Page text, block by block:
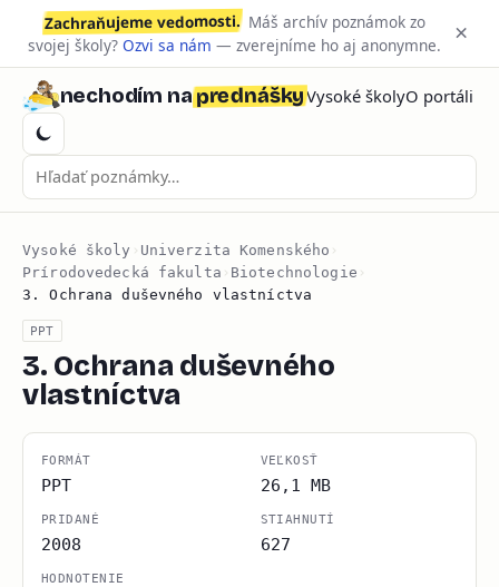
Zachraňujeme vedomosti. Máš archív poznámok zo
svojej školy? Ozvi sa nám — zverejníme ho aj anonymne. ×
nechodím naprednáškyVysoké školyO portáli
Vysoké školy › Univerzita Komenského ›
Prírodovedecká fakulta › Biotechnologie ›
3. Ochrana duševného vlastníctva
PPT
3. Ochrana duševného
vlastníctva
FORMÁT
PPT
VEĽKOSŤ
26,1 MB
PRIDANÉ
2008
STIAHNUTÍ
627
HODNOTENIE